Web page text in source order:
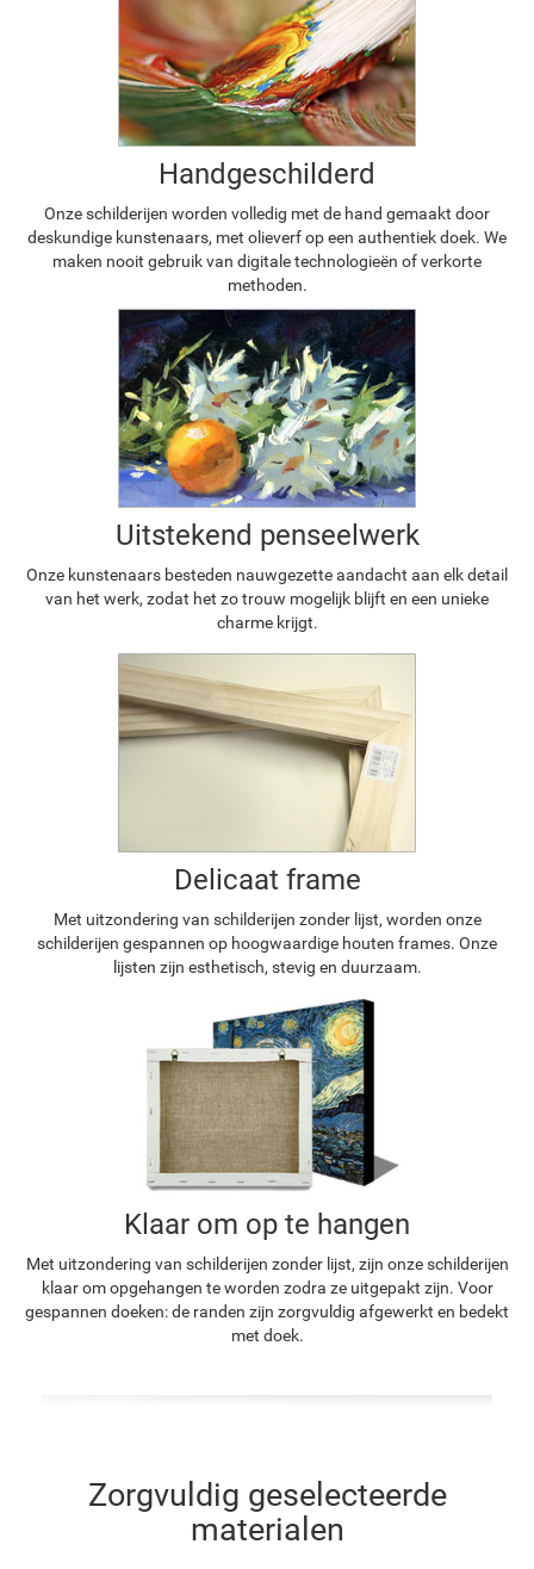
Handgeschilderd
Onze schilderijen worden volledig met de hand gemaakt door
deskundige kunstenaars, met olieverf op een authentiek doek. We
maken nooit gebruik van digitale technologieën of verkorte
methoden.
Uitstekend penseelwerk
Onze kunstenaars besteden nauwgezette aandacht aan elk detail
van het werk, zodat het zo trouw mogelijk blijft en een unieke
charme krijgt.
Delicaat frame
Met uitzondering van schilderijen zonder lijst, worden onze
schilderijen gespannen op hoogwaardige houten frames. Onze
lijsten zijn esthetisch, stevig en duurzaam.
Klaar om op te hangen
Met uitzondering van schilderijen zonder lijst, zijn onze schilderijen
klaar om opgehangen te worden zodra ze uitgepakt zijn. Voor
gespannen doeken: de randen zijn zorgvuldig afgewerkt en bedekt
met doek.
Zorgvuldig geselecteerde
materialen